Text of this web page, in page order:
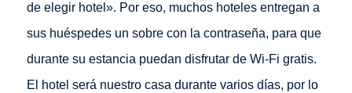
de elegir hotel». Por eso, muchos hoteles entregan a
sus huéspedes un sobre con la contraseña, para que
durante su estancia puedan disfrutar de Wi-Fi gratis.
El hotel será nuestro casa durante varios días, por lo